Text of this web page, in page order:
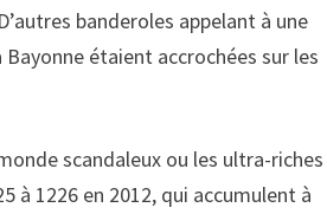
banderoles appelant à une
étaient accrochées sur les
scandaleux ou les ultra-riches
à 1226 en 2012, qui accumulent à